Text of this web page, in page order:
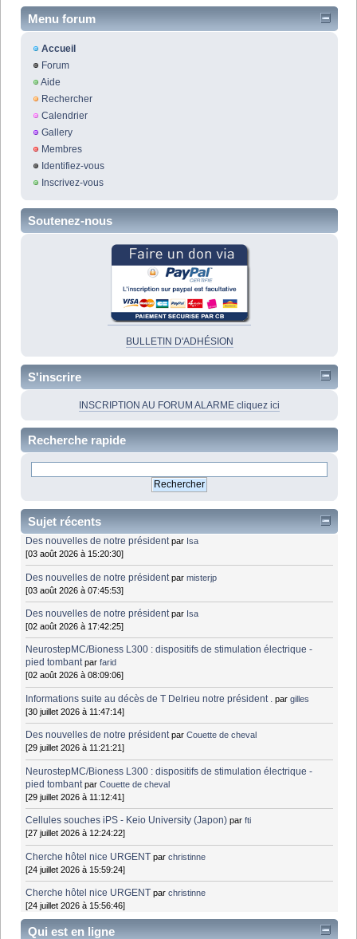
Menu forum
Accueil
Forum
Aide
Rechercher
Calendrier
Gallery
Membres
Identifiez-vous
Inscrivez-vous
Soutenez-nous
BULLETIN D'ADHÉSION
S'inscrire
INSCRIPTION AU FORUM ALARME cliquez ici
Recherche rapide
Sujet récents
Des nouvelles de notre président par Isa
[03 août 2026 à 15:20:30]
Des nouvelles de notre président parmisterjp
[03 août 2026 à 07:45:53]
Des nouvelles de notre président par Isa
[02 août 2026 à 17:42:25]
NeurostepMC/Bioness L300 : dispositifs de stimulation électrique -
pied tombant parfarid
[02 août 2026 à 08:09:06]
Informations suite au décès de T Delrieu notre président . pargilles
[30 juillet 2026 à 11:47:14]
Des nouvelles de notre président parCouette de cheval
[29 juillet 2026 à 11:21:21]
NeurostepMC/Bioness L300 : dispositifs de stimulation électrique -
pied tombant parCouette de cheval
[29 juillet 2026 à 11:12:41]
Cellules souches iPS - Keio University (Japon) parfti
[27 juillet 2026 à 12:24:22]
Cherche hôtel nice URGENT parchristinne
[24 juillet 2026 à 15:59:24]
Cherche hôtel nice URGENT parchristinne
[24 juillet 2026 à 15:56:46]
Qui est en ligne